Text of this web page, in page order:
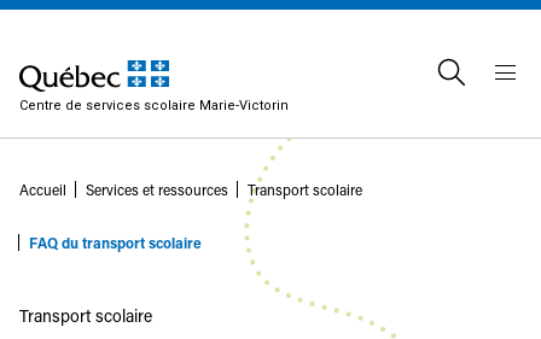
Centre de services scolaire Marie-Victorin
Accueil Services et ressources Transport scolaire
FAQ du transport scolaire
Transport scolaire